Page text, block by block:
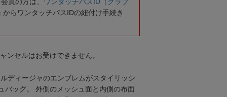
からワンタッチパスIDの紐付け手続き
ンセルはお受けできません。
ディージャのエンブレムがスタイリッシ
バッグ。 外側のメッシュ面と内側の布面